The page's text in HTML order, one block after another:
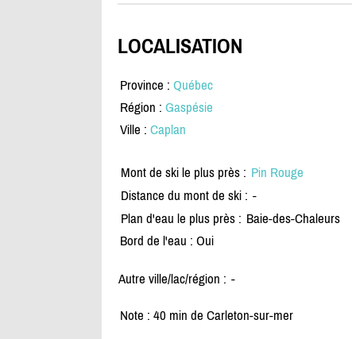
LOCALISATION
Province : Québec
Région : Gaspésie
Ville : Caplan
Mont de ski le plus près : Pin Rouge
Distance du mont de ski : -
Plan d'eau le plus près : Baie-des-Chaleurs
Bord de l'eau : Oui
Autre ville/lac/région : -
Note : 40 min de Carleton-sur-mer